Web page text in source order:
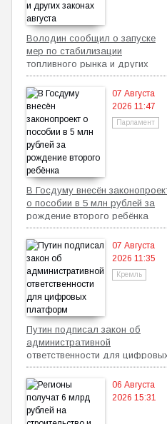
Володин сообщил о запуске
мер по стабилизации
топливного рынка и других
законах августа
07 Августа
2026 11:47
Парламент
В Госдуму внесён
о пособии в 5 млн рублей за
рождение второго ребёнка
07 Августа
2026 11:35
Кремль
Путин подписал закон об
административной
ответственности для
платформ
06 Августа
2026 15:31